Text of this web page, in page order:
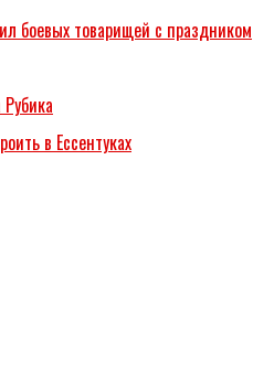
боевых товарищей с праздником
в Ессентуках